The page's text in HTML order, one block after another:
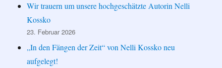
Wir trauern um unsere hochgeschätzte Autorin Nelli
Kossko
23. Februar 2026
„In den Fängen der Zeit“ von Nelli Kossko neu
aufgelegt!